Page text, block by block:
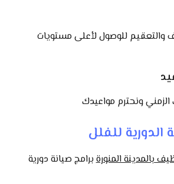
والتعقيم للوصول لأعلى مستويات
الدورية للفلل
بالمدينة المنورةبرامج صيانة دورية